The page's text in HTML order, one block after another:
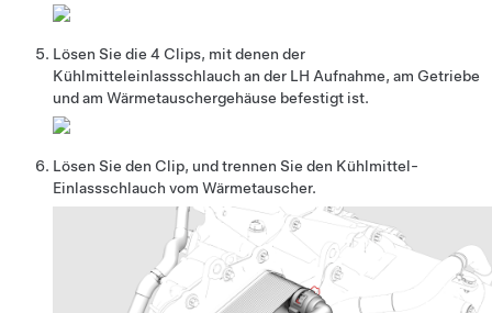
Lösen Sie die 4 Clips, mit denen der
Kühlmitteleinlassschlauch an der LH Aufnahme, am Getriebe
und am Wärmetauschergehäuse befestigt ist.
Lösen Sie den Clip, und trennen Sie den Kühlmittel-
Einlassschlauch vom Wärmetauscher.